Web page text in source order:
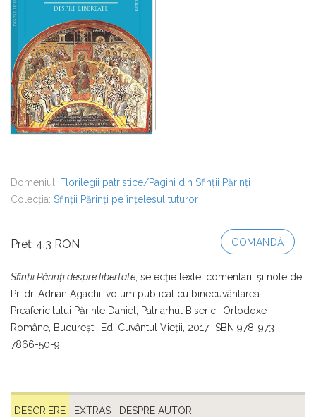
Domeniul: Florilegii patristice/Pagini din Sfinții Părinți
Colecția: Sfinții Părinți pe înțelesul tuturor
Preț: 4,3 RON COMANDĂ
Sfinţii Părinţi despre libertate , selecţie texte, comentarii şi note de
Pr. dr. Adrian Agachi, volum publicat cu binecuvântarea
Preafericitului Părinte Daniel, Patriarhul Bisericii Ortodoxe
Române, Bucureşti, Ed. Cuvântul Vieţii, 2017, ISBN 978-973-
7866-50-9
DESCRIERE EXTRAS DESPRE AUTORI